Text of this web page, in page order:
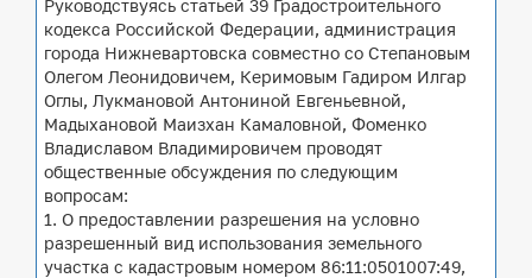
Руководствуясь статьей 39 Градостроительного
кодекса Российской Федерации, администрация
города Нижневартовска совместно со Степановым
Олегом Леонидовичем, Керимовым Гадиром Илгар
Оглы, Лукмановой Антониной Евгеньевной,
Мадыхановой Маизхан Камаловной, Фоменко
Владиславом Владимировичем проводят
общественные обсуждения по следующим
вопросам:
1. О предоставлении разрешения на условно
разрешенный вид использования земельного
участка с кадастровым номером 86:11:0501007:49,